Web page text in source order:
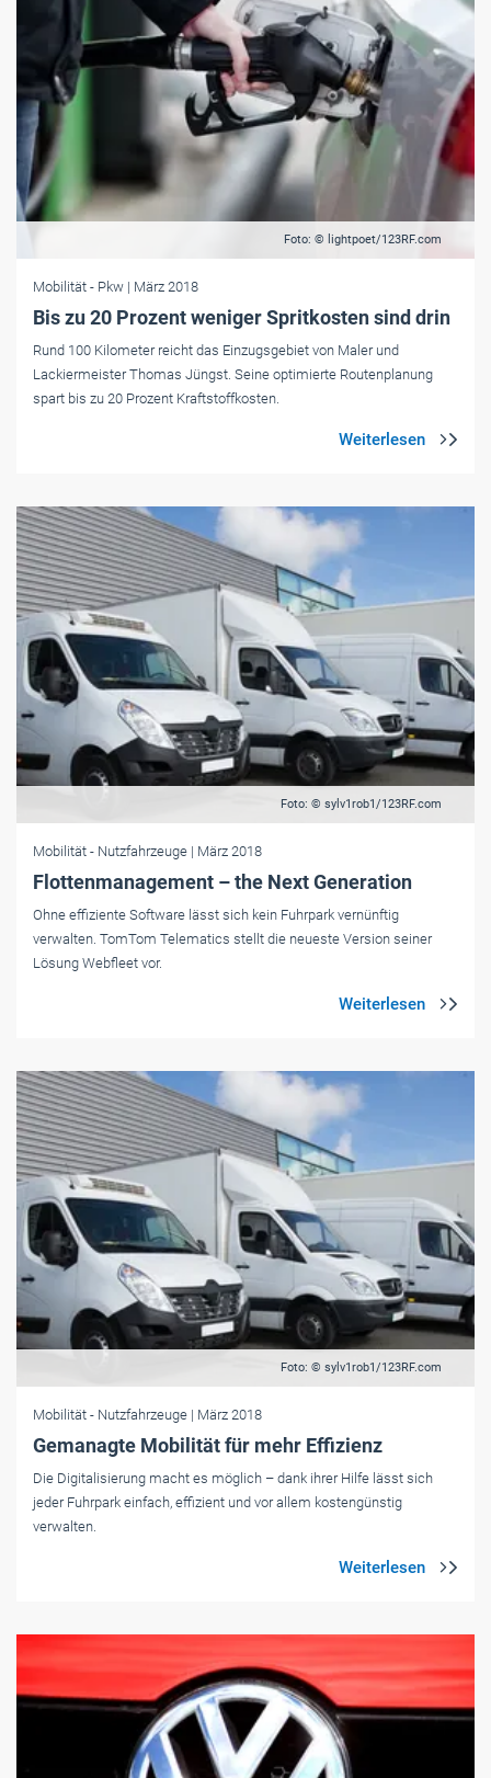
Foto: © lightpoet/123RF.com
Mobilität - Pkw | März 2018
Bis zu 20 Prozent weniger Spritkosten sind drin
Rund 100 Kilometer reicht das Einzugsgebiet von Maler und
Lackiermeister Thomas Jüngst. Seine optimierte Routenplanung
spart bis zu 20 Prozent Kraftstoffkosten.
Foto: © sylv1rob1/123RF.com
Mobilität - Nutzfahrzeuge | März 2018
Flottenmanagement – the Next Generation
Ohne effiziente Software lässt sich kein Fuhrpark vernünftig
verwalten. TomTom Telematics stellt die neueste Version seiner
Lösung Webfleet vor.
Foto: © sylv1rob1/123RF.com
Mobilität - Nutzfahrzeuge | März 2018
Gemanagte Mobilität für mehr Effizienz
Die Digitalisierung macht es möglich – dank ihrer Hilfe lässt sich
jeder Fuhrpark einfach, effizient und vor allem kostengünstig
verwalten.